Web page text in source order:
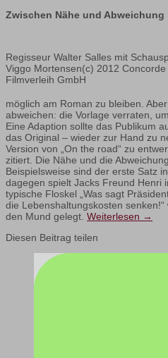
Zwischen Nähe und Abweichung
Regisseur Walter Salles mit
Viggo Mortensen(c) 2012 Concorde
Filmverleih GmbH
möglich am Roman zu bleiben.
abweichen: die Vorlage verraten,
Eine Adaption sollte das Publikum
das Original – wieder zur Hand zu
Version von „On the road“ zu
zitiert. Die Nähe und die
Beispielsweise sind der erste Satz
dagegen spielt Jacks Freund Henri
typische Floskel „Was sagt
die Lebenshaltungskosten
den Mund gelegt. Weiterlesen →
Diesen Beitrag teilen